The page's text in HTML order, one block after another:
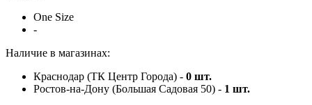
One Size
-
Наличие в магазинах:
Краснодар (ТК Центр Города) - 0 шт.
Ростов-на-Дону (Большая Садовая 50) - 1 шт.